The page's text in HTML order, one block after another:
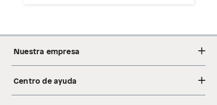
Nuestra empresa
Acerca de nosotros
Centro de ayuda